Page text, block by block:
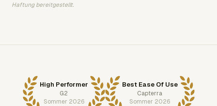
Haftung bereitgestellt.
High Performer
G2
Sommer 2026
Best Ease Of Use
Capterra
Sommer 2026